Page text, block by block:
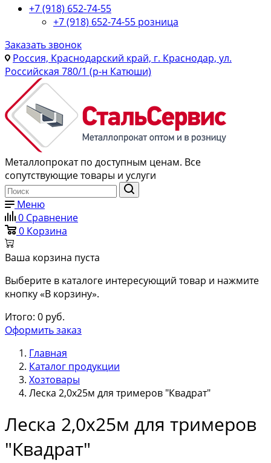
+7 (918) 652-74-55
+7 (918) 652-74-55 розница
Заказать звонок
Россия, Краснодарский край, г. Краснодар, ул.
Российская 780/1 (р-н Катюши)
Металлопрокат по доступным ценам. Все
сопутствующие товары и услуги
Меню
0 Сравнение
0 Корзина
Ваша корзина пуста
Выберите в каталоге интересующий товар и нажмите
кнопку «В корзину».
Итого: 0 руб.
Оформить заказ
Главная
Каталог продукции
Хозтовары
Леска 2,0х25м для тримеров "Квадрат"
Леска 2,0х25м для тримеров
"Квадрат"